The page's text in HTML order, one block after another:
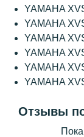
YAMAHA
YAMAHA
YAMAHA
YAMAHA
YAMAHA
YAMAHA
Отзывы